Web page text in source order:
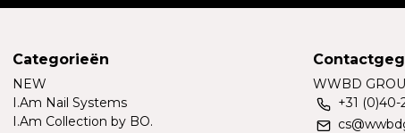
Categorieën
NEW
I.Am Nail Systems
I.Am Collection by BO.
WWBD
+31 (0)40-